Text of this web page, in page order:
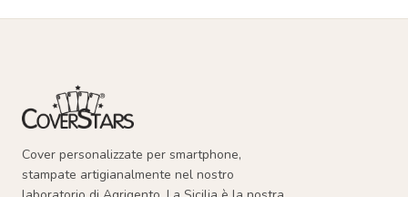
Cover personalizzate per smartphone,
stampate artigianalmente nel nostro